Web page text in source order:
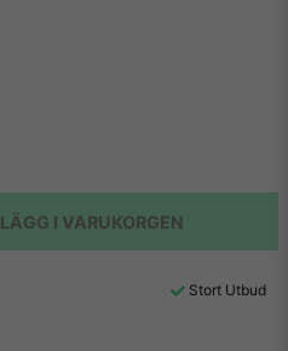
LÄGG I VARUKORGEN
Stort Utbud